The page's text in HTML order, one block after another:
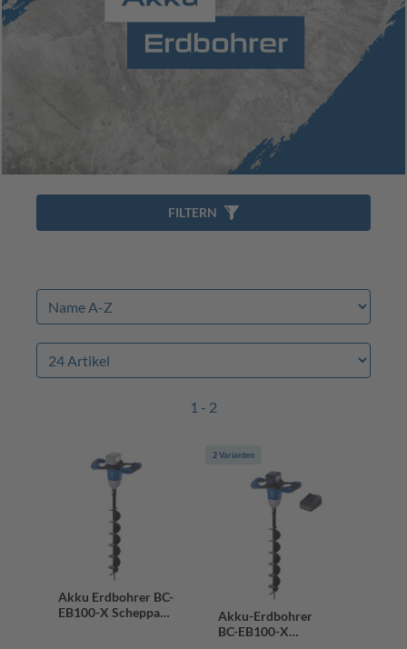
1 - 2
Akku Erdbohrer BC-
EB100-X Scheppach
2 Varianten
Akku-Erdbohrer
BC-EB100-X
FILTERN